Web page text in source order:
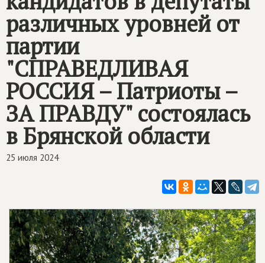
различных уровней от
партии
"СПРАВЕДЛИВАЯ
РОССИЯ – Патриоты –
ЗА ПРАВДУ" состоялась
в Брянской области
25 июля 2024